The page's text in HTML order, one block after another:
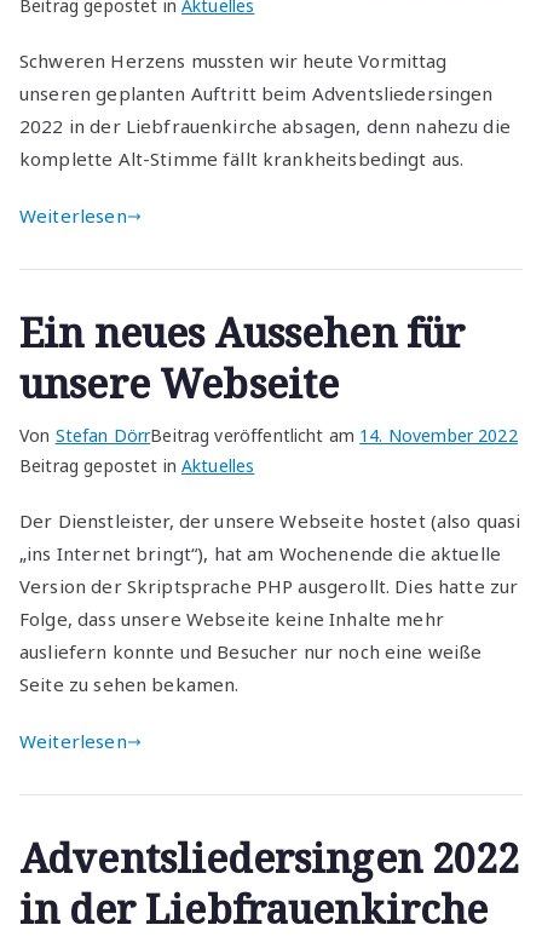
Beitrag gepostet inAktuelles
Schweren Herzens mussten wir heute Vormittag
unseren geplanten Auftritt beim Adventsliedersingen
2022 in der Liebfrauenkirche absagen, denn nahezu die
komplette Alt-Stimme fällt krankheitsbedingt aus.
Weiterlesen
Ein neues Aussehen für
unsere Webseite
Von Stefan DörrBeitrag veröffentlicht am 14. November 2022
Beitrag gepostet inAktuelles
Der Dienstleister, der unsere Webseite hostet (also quasi
„ins Internet bringt“), hat am Wochenende die aktuelle
Version der Skriptsprache PHP ausgerollt. Dies hatte zur
Folge, dass unsere Webseite keine Inhalte mehr
ausliefern konnte und Besucher nur noch eine weiße
Seite zu sehen bekamen.
Weiterlesen
Adventsliedersingen 2022
in der Liebfrauenkirche